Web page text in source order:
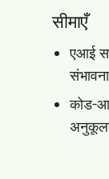
सीमाएँ
एआई
कोड-